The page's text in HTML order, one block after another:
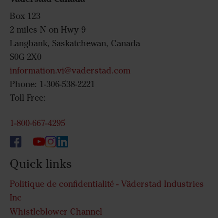
Box 123
2 miles N on Hwy 9
Langbank, Saskatchewan, Canada
S0G 2X0
information.vi@vaderstad.com
Phone: 1-306-538-2221
Toll Free:
1-800-667-4295
Quick links
Politique de confidentialité - Väderstad Industries
Inc
Whistleblower Channel